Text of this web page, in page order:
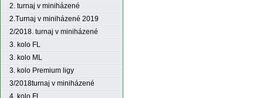
2. turnaj v miniházené
2.Turnaj v miniházené 2019
2/2018. turnaj v miniházené
3. kolo FL
3. kolo ML
3. kolo Premium ligy
3/2018turnaj v miniházené
4. kolo FL